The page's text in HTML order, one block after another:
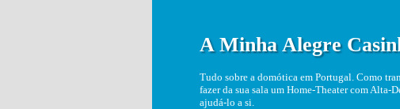
A Minha Alegre
Tudo sobre a domótica em Portugal. Como
fazer da sua sala um Home-Theater com Alta-
ajudá-lo a si.